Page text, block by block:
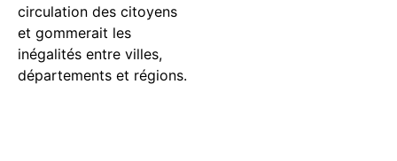
circulation des citoyens
et gommerait les
inégalités entre villes,
départements et régions.